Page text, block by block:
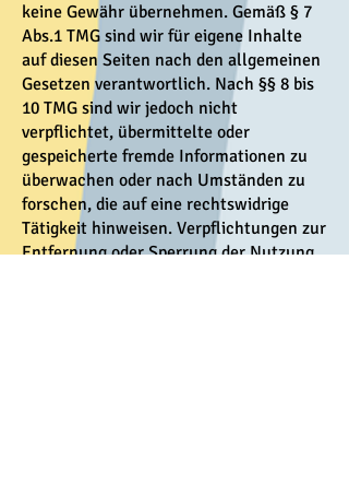
keine Gewähr übernehmen. Gemäß § 7
Abs.1 TMG sind wir für eigene Inhalte
auf diesen Seiten nach den allgemeinen
Gesetzen verantwortlich. Nach §§ 8 bis
10 TMG sind wir jedoch nicht
verpflichtet, übermittelte oder
gespeicherte fremde Informationen zu
überwachen oder nach Umständen zu
forschen, die auf eine rechtswidrige
Tätigkeit hinweisen. Verpflichtungen zur
Entfernung oder Sperrung der Nutzung